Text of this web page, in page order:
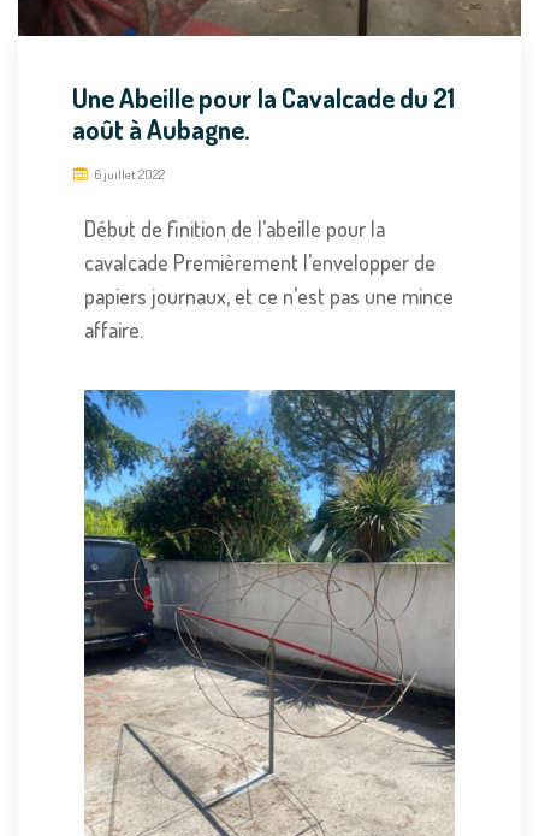
Une Abeille pour la Cavalcade du 21
août à Aubagne.
6 juillet 2022
Début de finition de l’abeille pour la
cavalcade Premièrement l’envelopper de
papiers journaux, et ce n’est pas une mince
affaire.